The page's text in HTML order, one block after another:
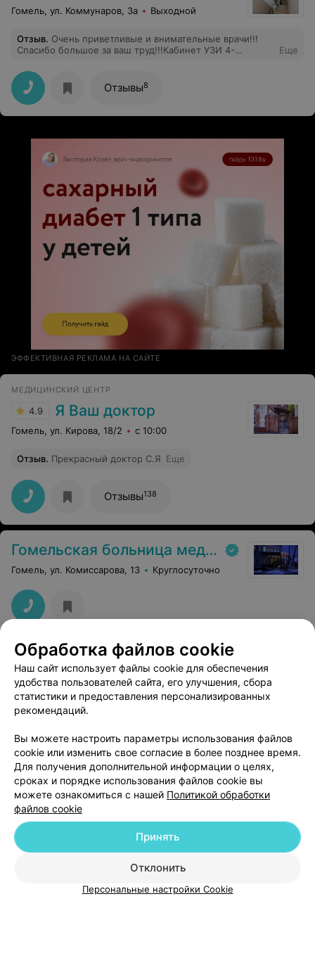
Гомель, ул. Коммунаров, 3а Выходной
Отзыв. Очень приветливые и внимательные врачи!!!
Спасибо большое за ваш труд!!!Кабинет УЗИ 4-
специалисты,внимательные,душевные.Здоровья всем
вам!!!!
Еще
Отзывы8
ЭФФЕКТИВНАЯ РЕКЛАМА НА САЙТЕ
МЕДИЦИНСКИЙ ЦЕНТР
4.9 Я Ваш доктор
Гомель, ул. Кирова, 18/2 с 10:00
Отзыв. Прекрасный доктор С.Я Еще
Отзывы138
Гомельская больница медпомощи
Гомель, ул. Комиссарова, 13 Круглосуточно
Добавить компанию
Обработка файлов cookie
Наш сайт использует файлы cookie для обеспечения
удобства пользователей сайта, его улучшения, сбора
статистики и предоставления персонализированных
рекомендаций.
Вы можете настроить параметры использования файлов
cookie или изменить свое согласие в более позднее время.
Для получения дополнительной информации о целях,
сроках и порядке использования файлов cookie вы
можете ознакомиться с нашей Политикой обработки
файлов cookie
Отклонить
Принять
Персональные настройки Cookie